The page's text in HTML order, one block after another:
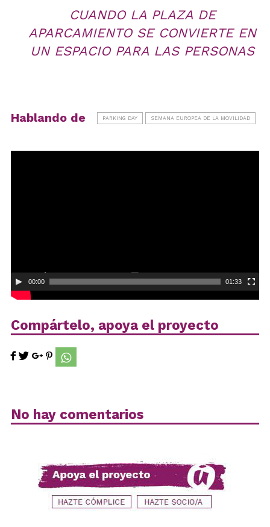
CUANDO LA PLAZA DE
APARCAMIENTO SE CONVIERTE EN
UN ESPACIO PARA LAS PERSONAS
Hablando de PARKING DAY SEMANA EUROPEA DE LA MOVILIDAD
00:00 01:33
Compártelo, apoya el proyecto
No hay comentarios